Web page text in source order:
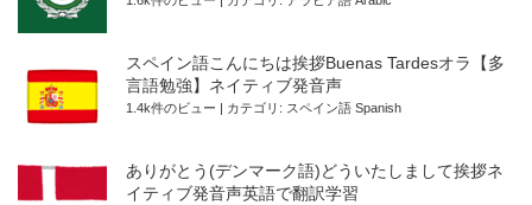
スペイン語こんにちは挨拶Buenas Tardesオラ【多
言語勉強】ネイティブ発音声
1.4k件のビュー カテゴリ: スペイン語 Spanish
ありがとう(デンマーク語)どういたしまして挨拶ネ
イティブ発音声英語で翻訳学習